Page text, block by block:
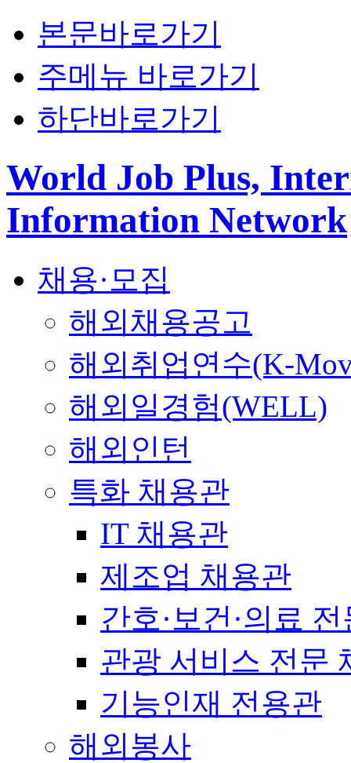
본문바로가기
주메뉴 바로가기
하단바로가기
World Job Plus,
Information Network
채용·모집
해외채용공고
해외취업연수(K-
해외일경험(WELL)
해외인턴
특화 채용관
IT 채용관
제조업 채용관
간호·보건·의료
관광 서비스 전문
기능인재 전용관
해외봉사